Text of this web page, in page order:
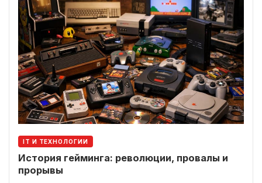
IT И ТЕХНОЛОГИИ
История гейминга: революции, провалы и
прорывы